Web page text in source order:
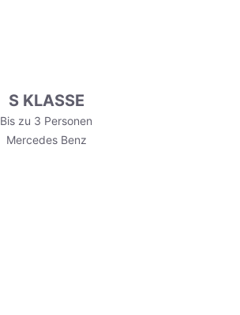
S KLASSE
Bis zu 3 Personen
Mercedes Benz